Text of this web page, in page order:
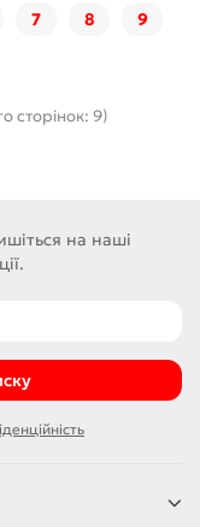
7 8 9
сторінок: 9)
на наші